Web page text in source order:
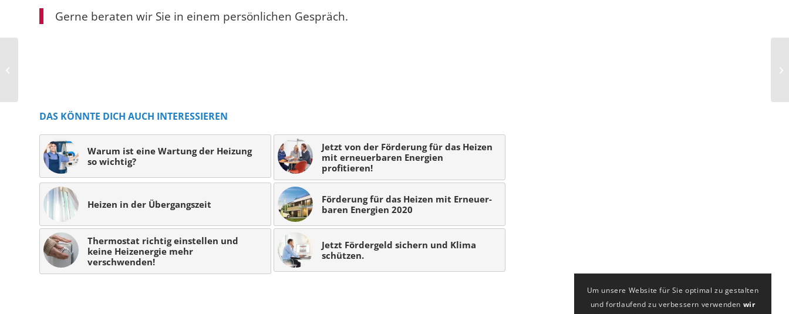
Gerne beraten wir Sie in einem persönlichen Gespräch.
DAS KÖNNTE DICH AUCH INTERESSIEREN
Warum ist eine Wartung der Heizung
so wichtig?
Jetzt von der Förderung für das Heizen
mit erneuerbaren Energien
profitieren!
Heizen in der Übergangszeit
Förderung für das Hei­zen mit Er­neu­er­
ba­ren Ener­gi­en 2020
Thermostat richtig einstellen und
keine Heizenergie mehr
verschwenden!
Jetzt Fördergeld sichern und Klima
schützen.
Um unsere Website für Sie optimal zu gestalten
und fortlaufend zu verbessern verwenden wir